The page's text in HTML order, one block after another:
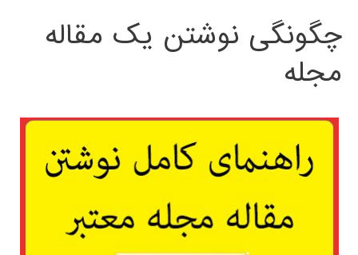
چگونگی نوشتن یک مقاله
مجله